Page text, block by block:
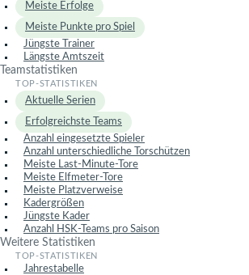
Meiste Erfolge
Meiste Punkte pro Spiel
Jüngste Trainer
Längste Amtszeit
Teamstatistiken
Aktuelle Serien
Erfolgreichste Teams
Anzahl eingesetzte Spieler
Anzahl unterschiedliche Torschützen
Meiste Last-Minute-Tore
Meiste Elfmeter-Tore
Meiste Platzverweise
Kadergrößen
Jüngste Kader
Anzahl HSK-Teams pro Saison
Weitere Statistiken
Jahrestabelle